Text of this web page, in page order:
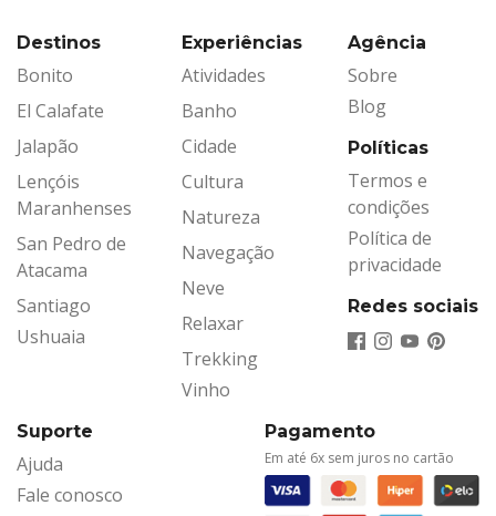
Destinos
Bonito
El Calafate
Jalapão
Lençóis
Maranhenses
San Pedro de
Atacama
Santiago
Ushuaia
Experiências
Atividades
Banho
Cidade
Cultura
Natureza
Navegação
Neve
Relaxar
Trekking
Vinho
Agência
Sobre
Blog
Políticas
Termos e
condições
Política de
privacidade
Redes sociais
Suporte
Ajuda
Fale conosco
Pagamento
Em até 6x sem juros no cartão